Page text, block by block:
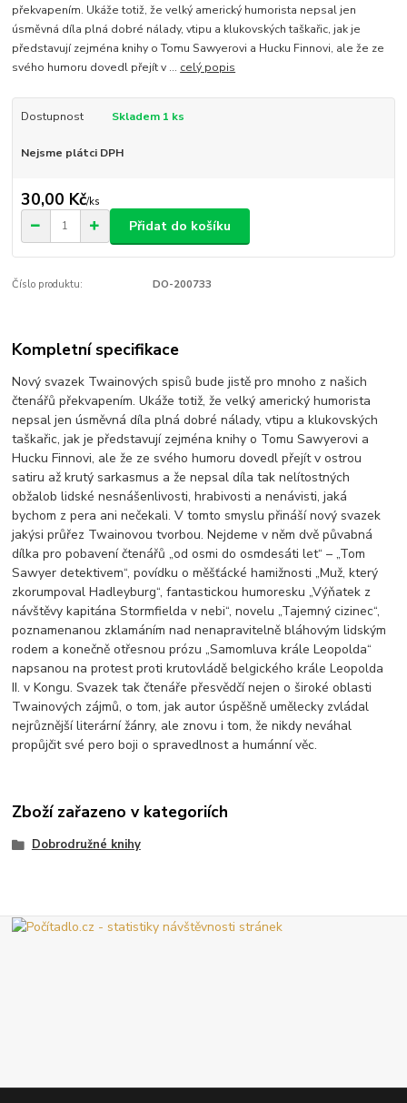
překvapením. Ukáže totiž, že velký americký humorista nepsal jen
úsměvná díla plná dobré nálady, vtipu a klukovských taškařic, jak je
představují zejména knihy o Tomu Sawyerovi a Hucku Finnovi, ale že ze
svého humoru dovedl přejít v ... celý popis
Dostupnost Skladem 1 ks
Nejsme plátci DPH
30,00 Kč/ks
Přidat do košíku
Číslo produktu: DO-200733
Kompletní specifikace
Nový svazek Twainových spisů bude jistě pro mnoho z našich
čtenářů překvapením. Ukáže totiž, že velký americký humorista
nepsal jen úsměvná díla plná dobré nálady, vtipu a klukovských
taškařic, jak je představují zejména knihy o Tomu Sawyerovi a
Hucku Finnovi, ale že ze svého humoru dovedl přejít v ostrou
satiru až krutý sarkasmus a že nepsal díla tak nelítostných
obžalob lidské nesnášenlivosti, hrabivosti a nenávisti, jaká
bychom z pera ani nečekali. V tomto smyslu přináší nový svazek
jakýsi průřez Twainovou tvorbou. Nejdeme v něm dvě půvabná
dílka pro pobavení čtenářů „od osmi do osmdesáti let“ – „Tom
Sawyer detektivem“, povídku o měšťácké hamižnosti „Muž, který
zkorumpoval Hadleyburg“, fantastickou humoresku „Výňatek z
návštěvy kapitána Stormfielda v nebi“, novelu „Tajemný cizinec“,
poznamenanou zklamáním nad nenapravitelně bláhovým lidským
rodem a konečně otřesnou prózu „Samomluva krále Leopolda“
napsanou na protest proti krutovládě belgického krále Leopolda
II. v Kongu. Svazek tak čtenáře přesvědčí nejen o široké oblasti
Twainových zájmů, o tom, jak autor úspěšně umělecky zvládal
nejrůznější literární žánry, ale znovu i tom, že nikdy neváhal
propůjčit své pero boji o spravedlnost a humánní věc.
Zboží zařazeno v kategoriích
Dobrodružné knihy